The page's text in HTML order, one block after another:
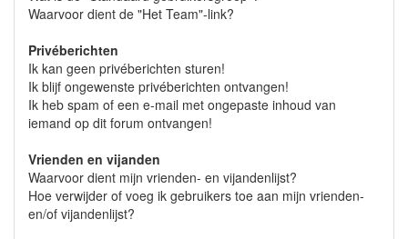
Waarvoor dient de "Het Team"-link?
Privéberichten
Ik kan geen privéberichten sturen!
Ik blijf ongewenste privéberichten ontvangen!
Ik heb spam of een e-mail met ongepaste inhoud van
iemand op dit forum ontvangen!
Vrienden en vijanden
Waarvoor dient mijn vrienden- en vijandenlijst?
Hoe verwijder of voeg ik gebruikers toe aan mijn vrienden-
en/of vijandenlijst?